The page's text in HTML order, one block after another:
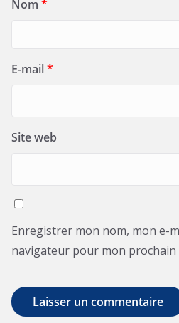
Nom *
E-mail*
Site web
Enregistrer mon nom, mon e-
navigateur pour mon prochain